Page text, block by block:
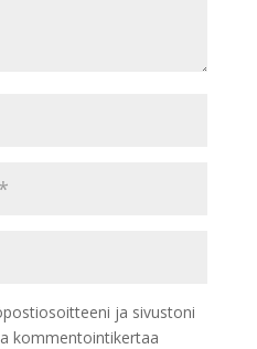
ja sivustoni
kommentointikertaa